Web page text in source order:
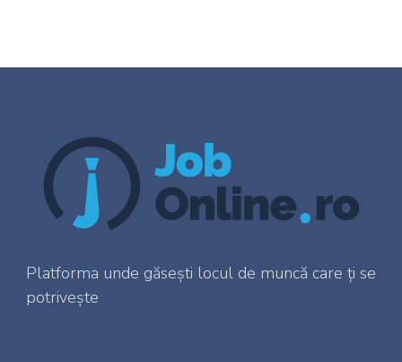
Platforma unde găsești locul de muncă care ți se
potrivește